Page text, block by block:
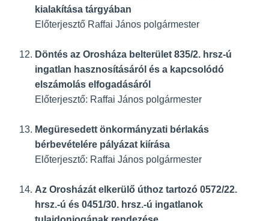
kialakítása tárgyában
Előterjesztő Raffai János polgármester
Döntés az Orosháza belterület 835/2. hrsz-ú
ingatlan hasznosításáról és a kapcsolódó
elszámolás elfogadásáról
Előterjesztő: Raffai János polgármester
Megüresedett önkormányzati bérlakás
bérbevételére pályázat kiírása
Előterjesztő: Raffai János polgármester
Az Orosházát elkerülő úthoz tartozó 0572/22.
hrsz.-ú és 0451/30. hrsz.-ú ingatlanok